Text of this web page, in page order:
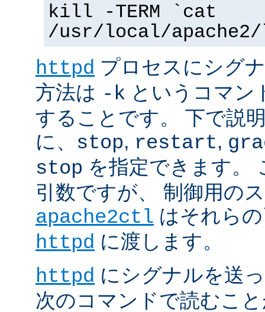
kill -TERM `cat
/usr/local/
httpd プロセスにシグ
方法は -k というコマン
することです。 下で説
に、 stop, restart,
stop を指定できます。
引数ですが、 制御用の
apache2ctl はそれら
httpd に渡します。
httpd にシグナルを送
次のコマンドで読むこ